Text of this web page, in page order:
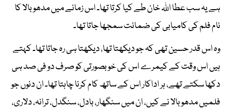
ہے یہ سب عطا اللہ خان طے کیا کرتا تھا۔ اس زمانے میں مدھو بالا کا
نام فلم کی کامیابی کی ضمانت سمجھا جاتا تھا۔
وہ اس قدر حسین تھی کہ جو دیکھتا تھا، دیکھتا ہی رہ جاتا تھا۔ کہتے
ہیں اس وقت کے کیمرے اس کی خوبصورتی کو صرف دو فی صد ہی
دکھا سکتے تھے، ہر اداکار اس کے ساتھ کام کرنا چاہتا تھا۔ ان دنوں جو
فلمیں مدھو بالا نے کیں، ان میں سنگھار، بادل، سنگدل، ترانہ، دلاری،